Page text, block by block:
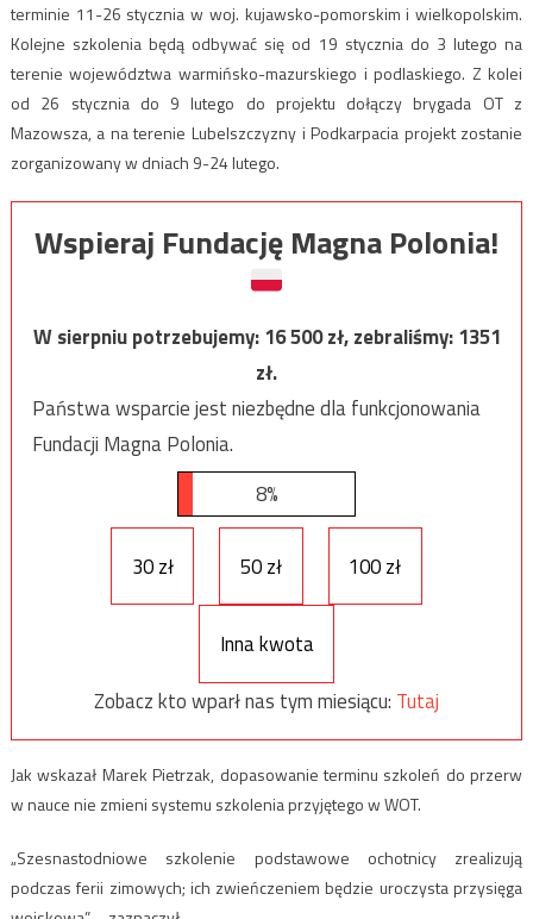
terminie 11-26 stycznia w woj. kujawsko-pomorskim i wielkopolskim.
Kolejne szkolenia będą odbywać się od 19 stycznia do 3 lutego na
terenie województwa warmińsko-mazurskiego i podlaskiego. Z kolei
od 26 stycznia do 9 lutego do projektu dołączy brygada OT z
Mazowsza, a na terenie Lubelszczyzny i Podkarpacia projekt zostanie
zorganizowany w dniach 9-24 lutego.
Wspieraj Fundację Magna Polonia!
W sierpniu potrzebujemy:16 500zł, zebraliśmy:1351
zł.
Państwa wsparcie jest niezbędne dla funkcjonowania
Fundacji Magna Polonia.
8%
30 zł 50 zł 100 zł
Inna kwota
Zobacz kto wparł nas tym miesiącu: Tutaj
Jak wskazał Marek Pietrzak, dopasowanie terminu szkoleń do przerw
w nauce nie zmieni systemu szkolenia przyjętego w WOT.
„Szesnastodniowe szkolenie podstawowe ochotnicy zrealizują
podczas ferii zimowych; ich zwieńczeniem będzie uroczysta przysięga